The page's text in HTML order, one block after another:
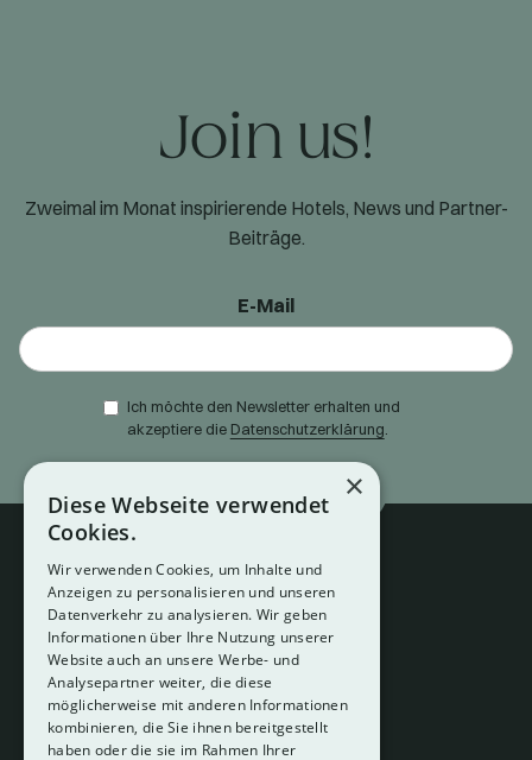
Join us!
Zweimal im Monat inspirierende Hotels, News und Partner-
Beiträge.
E-Mail
Ich möchte den Newsletter erhalten und
akzeptiere die Datenschutzerklärung
About
Hotelberatung
Mediadaten
×
Diese Webseite verwendet
Cookies.
Wir verwenden Cookies, um Inhalte und
Anzeigen zu personalisieren und unseren
Datenverkehr zu analysieren. Wir geben
Informationen über Ihre Nutzung unserer
Website auch an unsere Werbe- und
Analysepartner weiter, die diese
möglicherweise mit anderen Informationen
kombinieren, die Sie ihnen bereitgestellt
haben oder die sie im Rahmen Ihrer